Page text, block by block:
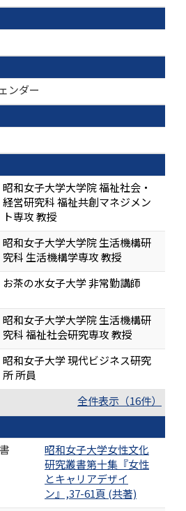
ンダー
昭和女子大学大学院 福祉社会・
経営研究科 福祉共創マネジメン
ト専攻 教授
昭和女子大学大学院 生活機構研
究科 生活機構学専攻 教授
お茶の水女子大学 非常勤講師
昭和女子大学大学院 生活機構研
究科 福祉社会研究専攻 教授
昭和女子大学 現代ビジネス研究
所 所員
全件表示（16件）
昭和女子大学女性文化
研究叢書第十集『女性
とキャリアデザイ
ン』,37-61頁 (共著)